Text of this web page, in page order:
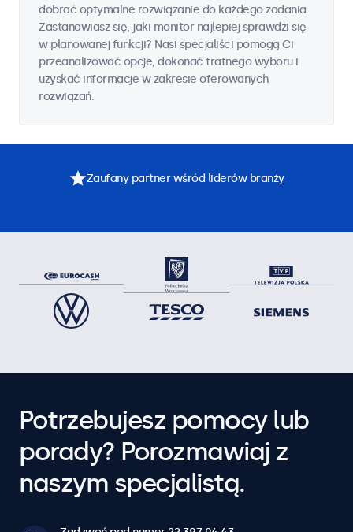
dobrać optymalne rozwiązanie do każdego zadania.
Zastanawiasz się, jaki monitor najlepiej sprawdzi się
w planowanej funkcji? Nasi specjaliści pomogą Ci
przeanalizować opcje, dokonać trafnego wyboru i
uzyskać informacje w zakresie oferowanych
rozwiązań.
Zaufany partner wśród liderów branży
Potrzebujesz pomocy lub
porady? Porozmawiaj z
naszym specjalistą.